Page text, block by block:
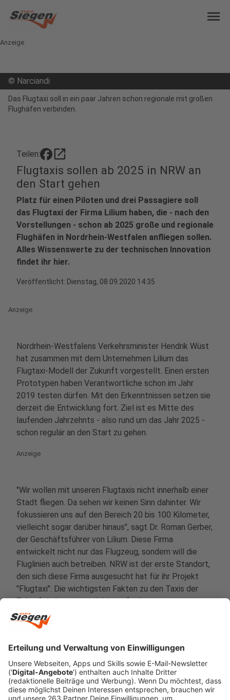
menu
Anzeige
© Narciandi
Das Flugtaxi soll in ein paar Jahren schon regionale mit großen
Flughäfen verbinden.
Teilen: open_in_new
Flugtaxis sollen ab 2025 in NRW an
den Start gehen
Platz für einen Piloten und drei Passagiere soll
das Flugtaxi der Firma Lilium haben, die - nach den
Vorstellungen - schon ab 2025 große und regionale
Flughäfen in Nordrhein-Westfalen anfliegen sollen.
Alles Wissenswerte zu der technischen Innovation
findet ihr hier.
Veröffentlicht: Dienstag, 08.09.2020 14:35
Anzeige
Nordrhein-Westfalens Verkehrsminister Hendrik Wüst
hat zusammen mit dem Unternehmen Lilium das
Flugtaxi-Modell der Zukunft vorgestellt. Einen ersten
Prototypen haben Verantwortliche schon im Jahr
2019 testen dürfen. Mit den Erkenntnissen setzen sie
derzeit die Entwicklung fort. Ziel ist es Mitte des
laufenden Jahrzehnts - also rund um das Jahr 2025 -
schon regulär an den Start zu gehen.
Anzeige
"Wir wollen mit unseren Flugtaxis nicht innerhalb einer
Stadt fliegen. Da sehen wir keinen Sinn dahinter. Wir
fokussieren uns auf den Bereich 20 bis 100 Kilometer,
vielleicht sogar darüber hinaus", sagt Dr. Roman Gerber,
der Geschäftsführer von Lilium. Diese Firma
entwickelt nicht nur das Flugzeug, sondern will die
Fluglinien auch betreiben. NRW ist der erste Standort,
den sich diese Firma ausgesucht hat für ihr Projekt
"Flugtaxi". Die wichtigsten Fakten zu den Taxis der
Zukunft haben wir euch hier aufgelistet.
Anzeige
Alle Infos zu den Flugtaxis in Nordrhein-
Westfalen
Anzeige